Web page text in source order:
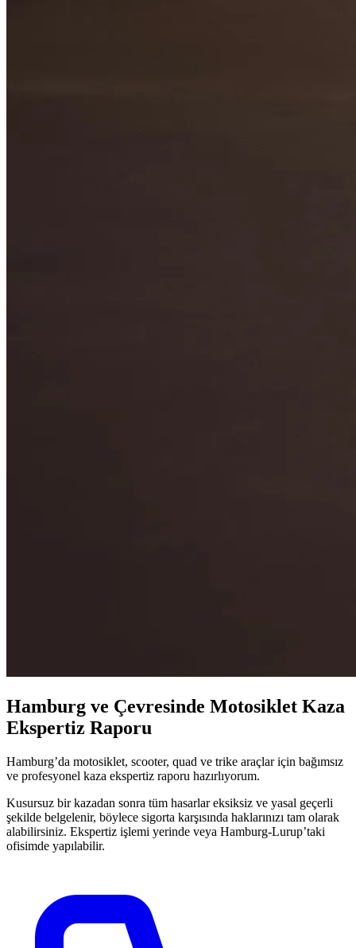
Hamburg ve Çevresinde Motosiklet Kaza
Ekspertiz Raporu
Hamburg’da motosiklet, scooter, quad ve trike araçlar için bağımsız
ve profesyonel kaza ekspertiz raporu hazırlıyorum.
Kusursuz bir kazadan sonra tüm hasarlar eksiksiz ve yasal geçerli
şekilde belgelenir, böylece sigorta karşısında haklarınızı tam olarak
alabilirsiniz. Ekspertiz işlemi yerinde veya Hamburg-Lurup’taki
ofisimde yapılabilir.